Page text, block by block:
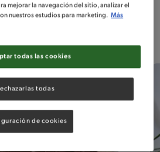
mejorar la navegación del sitio, analizar el
nuestros estudios para marketing. Más
todas
todas las cookies
de cookies